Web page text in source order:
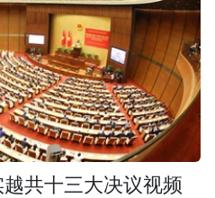
共十三大决议视频